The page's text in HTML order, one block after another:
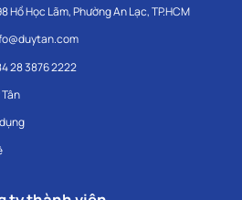
Hồ Học Lãm, Phường An Lạc, TP.HCM
28 3876 2222
Tân